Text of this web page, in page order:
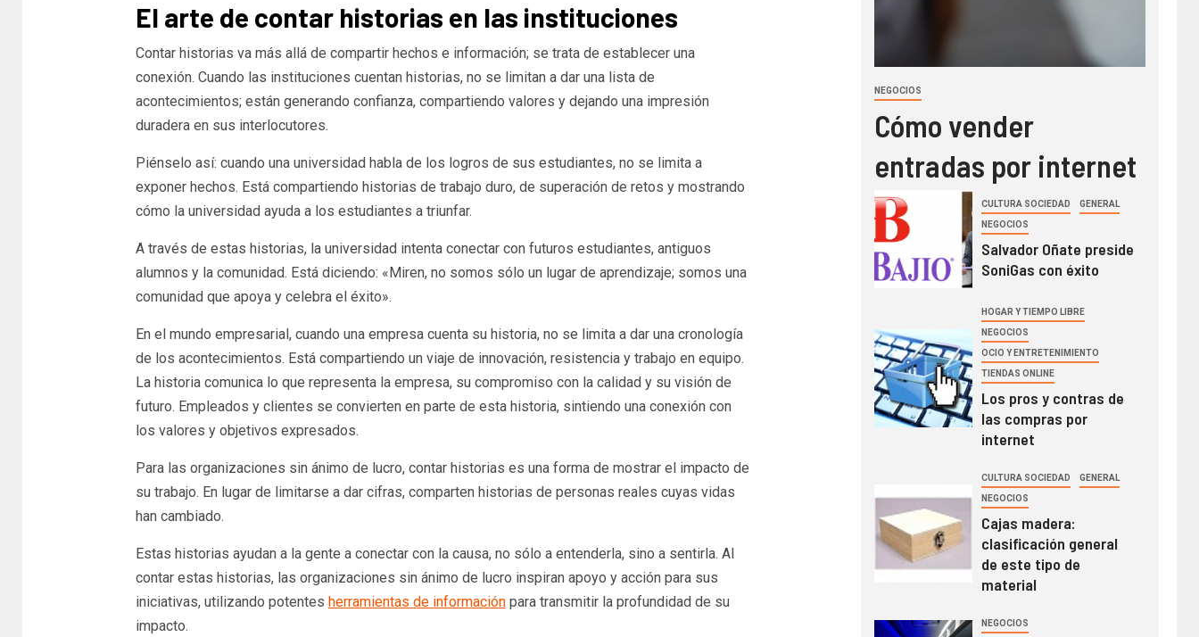
El arte de contar historias en las instituciones
Contar historias va más allá de compartir hechos e información; se trata de establecer una
conexión. Cuando las instituciones cuentan historias, no se limitan a dar una lista de
acontecimientos; están generando confianza, compartiendo valores y dejando una impresión
duradera en sus interlocutores.
Piénselo así: cuando una universidad habla de los logros de sus estudiantes, no se limita a
exponer hechos. Está compartiendo historias de trabajo duro, de superación de retos y mostrando
cómo la universidad ayuda a los estudiantes a triunfar.
A través de estas historias, la universidad intenta conectar con futuros estudiantes, antiguos
alumnos y la comunidad. Está diciendo: «Miren, no somos sólo un lugar de aprendizaje; somos una
comunidad que apoya y celebra el éxito».
En el mundo empresarial, cuando una empresa cuenta su historia, no se limita a dar una cronología
de los acontecimientos. Está compartiendo un viaje de innovación, resistencia y trabajo en equipo.
La historia comunica lo que representa la empresa, su compromiso con la calidad y su visión de
futuro. Empleados y clientes se convierten en parte de esta historia, sintiendo una conexión con
los valores y objetivos expresados.
Para las organizaciones sin ánimo de lucro, contar historias es una forma de mostrar el impacto de
su trabajo. En lugar de limitarse a dar cifras, comparten historias de personas reales cuyas vidas
han cambiado.
Estas historias ayudan a la gente a conectar con la causa, no sólo a entenderla, sino a sentirla. Al
contar estas historias, las organizaciones sin ánimo de lucro inspiran apoyo y acción para sus
iniciativas, utilizando potentes herramientas de informaciónpara transmitir la profundidad de su
impacto.
NEGOCIOS
Cómo vender
entradas por internet
CULTURA SOCIEDAD GENERAL
NEGOCIOS
Salvador Oñate preside
SoniGas con éxito
HOGAR Y TIEMPO LIBRE
NEGOCIOS
OCIO Y ENTRETENIMIENTO
TIENDAS ONLINE
Los pros y contras de
las compras por
internet
CULTURA SOCIEDAD GENERAL
NEGOCIOS
Cajas madera:
clasificación general
de este tipo de
material
NEGOCIOS